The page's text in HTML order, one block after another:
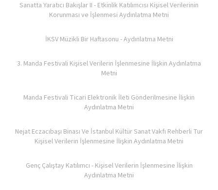
Sanatta Yaratıcı Bakışlar II - Etkinlik Katılımcısı Kişisel Verilerinin
Korunması ve İşlenmesi Aydınlatma Metni
İKSV Müzikli Bir Haftasonu - Aydınlatma Metni
3. Manda Festivali Kişisel Verilerin İşlenmesine İlişkin Aydınlatma
Metni
Manda Festivali Ticari Elektronik İleti Gönderilmesine İlişkin
Aydınlatma Metni
Nejat Eczacıbaşı Binası Ve İstanbul Kültür Sanat Vakfı Rehberli Tur
Kişisel Verilerin İşlenmesine İlişkin Aydınlatma Metni
Genç Çalıştay Katılımcı - Kişisel Verilerin İşlenmesine İlişkin
Aydınlatma Metni